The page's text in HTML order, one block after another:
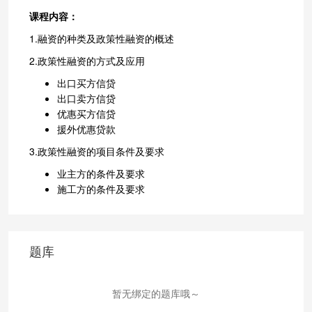
课程内容：
1.融资的种类及政策性融资的概述
2.政策性融资的方式及应用
出口买方信贷
出口卖方信贷
优惠买方信贷
援外优惠贷款
3.政策性融资的项目条件及要求
业主方的条件及要求
施工方的条件及要求
题库
暂无绑定的题库哦～